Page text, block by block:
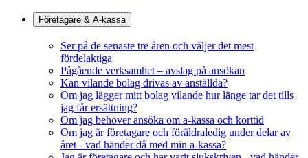
Företagare & A-kassa
Ser på de senaste tre åren och väljer det mest
fördelaktiga
Pågående verksamhet – avslag på ansökan
Kan vilande bolag drivas av anställda?
Om jag lägger mitt bolag vilande hur länge tar det tills
jag får ersättning?
Om jag behöver ansöka om a-kassa och korttid
Om jag är företagare och föräldraledig under delar av
året - vad händer då med min a-kassa?